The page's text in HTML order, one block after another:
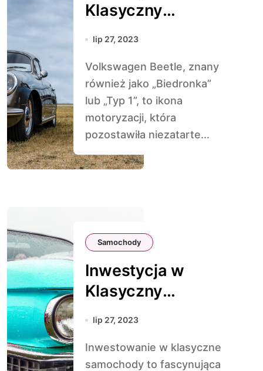
Klasyczny
Samochód, który
Całym Świecie
lip 27, 2023
Volkswagen Beetle, znany
również jako „Biedronka”
lub „Typ 1”, to ikona
motoryzacji, która
pozostawiła niezatarte...
Samochody
Inwestycja w
Klasyczny
Samochód: Co
lip 27, 2023
Inwestowanie w klasyczne
samochody to fascynująca